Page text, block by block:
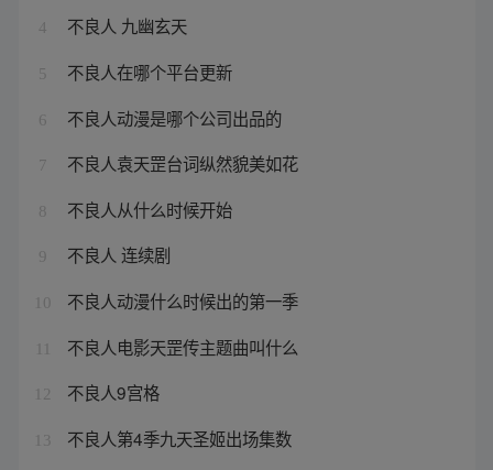
4 不良人 九幽玄天
5 不良人在哪个平台更新
6 不良人动漫是哪个公司出品的
7 不良人袁天罡台词纵然貌美如花
8 不良人从什么时候开始
9 不良人 连续剧
10 不良人动漫什么时候出的第一季
不良人电影天罡传主题曲叫什么
12 不良人9宫格
13 不良人第4季九天圣姬出场集数